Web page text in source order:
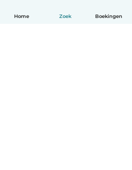
Home Zoek Boekingen